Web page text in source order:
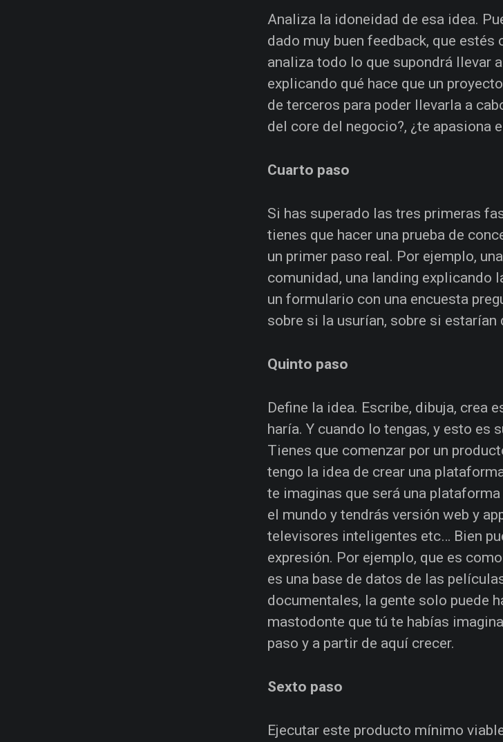
Analiza la idoneidad de esa idea.
dado muy buen feedback, que
analiza todo lo que supondrá llevar
explicando qué hace que un
de terceros para poder llevarla a
del core del negocio?, ¿te apasiona
Cuarto paso
Si has superado las tres primeras
tienes que hacer una prueba de
un primer paso real. Por ejemplo,
comunidad, una landing explicando
un formulario con una encuesta
sobre si la usurían, sobre si
Quinto paso
Define la idea. Escribe, dibuja, crea
haría. Y cuando lo tengas, y esto es
Tienes que comenzar por un
tengo la idea de crear una
te imaginas que será una
el mundo y tendrás versión web y
televisores inteligentes etc… Bien
expresión. Por ejemplo, que es
es una base de datos de las
documentales, la gente solo puede
mastodonte que tú te habías
paso y a partir de aquí crecer.
Sexto paso
Ejecutar este producto mínimo